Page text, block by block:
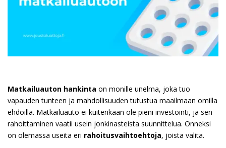
Matkailuauton hankinta on monille unelma, joka tuo
vapauden tunteen ja mahdollisuuden tutustua maailmaan omilla
ehdoilla. Matkailuauto ei kuitenkaan ole pieni investointi, ja sen
rahoittaminen vaatii usein jonkinasteista suunnittelua. Onneksi
on olemassa useita eri rahoitusvaihtoehtoja, joista valita.